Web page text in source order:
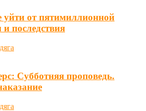
уйти от пятимиллионной
последствия
Субботняя проповедь.